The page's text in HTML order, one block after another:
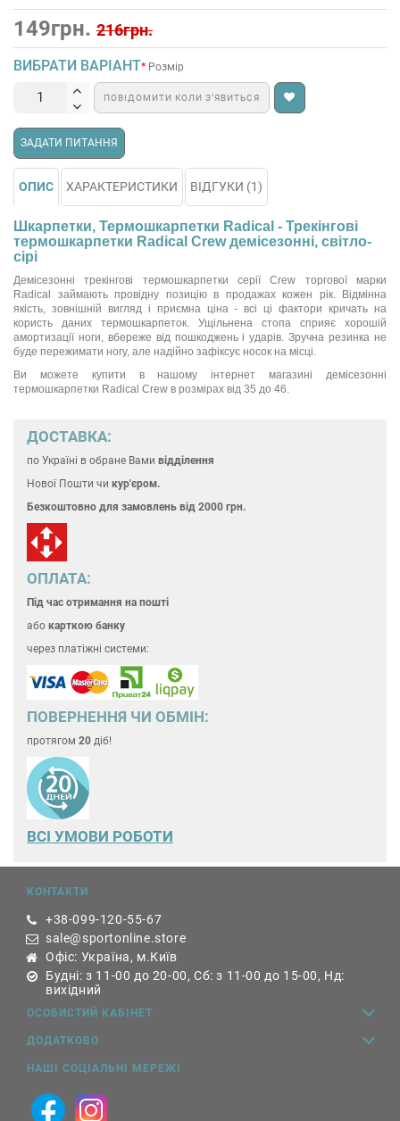
149грн. 216грн.
ВИБРАТИ ВАРІАНТ Розмір
ПОВІДОМИТИ КОЛИ З’ЯВИТЬСЯ
ЗАДАТИ ПИТАННЯ
ОПИС ХАРАКТЕРИСТИКИ ВІДГУКИ (1)
Шкарпетки, Термошкарпетки Radical - Трекінгові
термошкарпетки Radical Crew демісезонні, світло-
сірі
Демісезонні трекінгові термошкарпетки серії Crew торгової марки
Radical займають провідну позицію в продажах кожен рік. Відмінна
якість, зовнішній вигляд і приємна ціна - всі ці фактори кричать на
користь даних термошкарпеток. Ущільнена стопа сприяє хорошій
амортизації ноги, вбереже від пошкоджень і ударів. Зручна резинка не
буде пережимати ногу, але надійно зафіксує носок на місці.
Ви можете купити в нашому інтернет магазині демісезонні
термошкарпетки Radical Crew в розмірах від 35 до 46.
ДОСТАВКА:
по Україні в обране Вами відділення
Нової Пошти чи кур'єром.
Безкоштовно для замовлень від 2000 грн.
ОПЛАТА:
Під час отримання на пошті
або карткою банку
через платіжні системи:
ПОВЕРНЕННЯ ЧИ ОБМІН:
протягом 20 діб!
ВСІ УМОВИ РОБОТИ
КОНТАКТИ
+38-099-120-55-67
sale@sportonline.store
Офіс: Україна, м.Київ
Будні: з 11-00 до 20-00, Сб: з 11-00 до 15-00, Нд:
вихідний
ОСОБИСТИЙ КАБІНЕТ
ДОДАТКОВО
НАШІ СОЦІАЛЬНІ МЕРЕЖІ